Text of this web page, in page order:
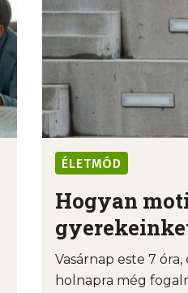
ÉLETMÓD
Hogyan
Vasárnap este 7
holnapra még